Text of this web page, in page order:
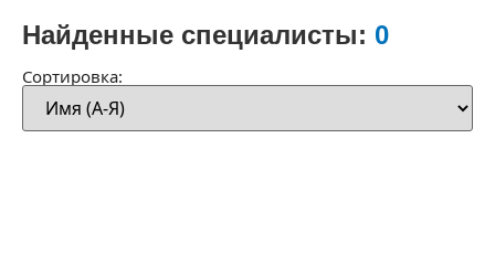
Найденные специалисты: 0
Сортировка: